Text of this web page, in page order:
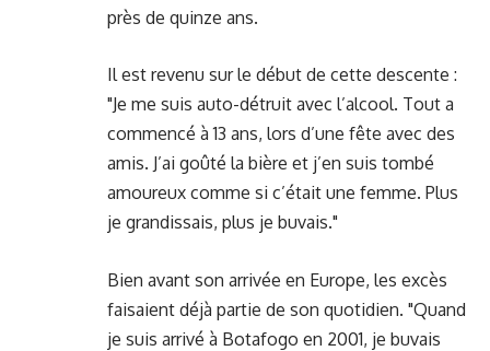
près de quinze ans.
Il est revenu sur le début de cette descente :
"Je me suis auto-détruit avec l’alcool. Tout a
commencé à 13 ans, lors d’une fête avec des
amis. J’ai goûté la bière et j’en suis tombé
amoureux comme si c’était une femme. Plus
je grandissais, plus je buvais."
Bien avant son arrivée en Europe, les excès
faisaient déjà partie de son quotidien. "Quand
je suis arrivé à Botafogo en 2001, je buvais